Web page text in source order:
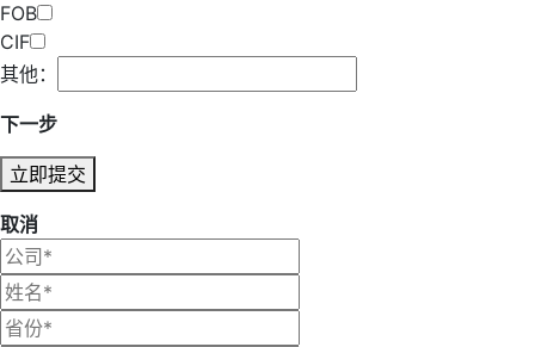
FOB
CIF
其他：
下一步
立即提交
取消